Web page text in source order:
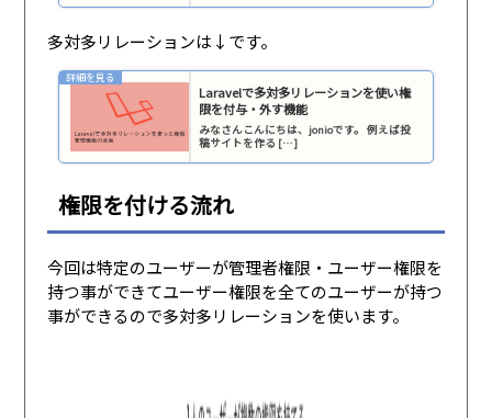
多対多リレーションは↓です。
Laravelで多対多リレーションを使い権
限を付与・外す機能
みなさんこんにちは、jonioです。 例えば投
稿サイトを作る […]
権限を付ける流れ
今回は特定のユーザーが管理者権限・ユーザー権限を
持つ事ができてユーザー権限を全てのユーザーが持つ
事ができるので多対多リレーションを使います。